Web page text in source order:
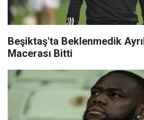
Beşiktaş'ta Beklenmedik
Macerası Bitti